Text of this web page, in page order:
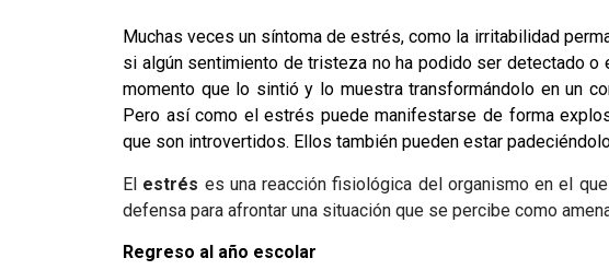
Muchas veces un síntoma de estrés, como la irritabilidad
si algún sentimiento de tristeza no ha podido ser detectado o
momento que lo sintió y lo muestra transformándolo en un
Pero así como el estrés puede manifestarse de forma
que son introvertidos. Ellos también pueden estar
El estrés es una reacción fisiológica del organismo en el
defensa para afrontar una situación que se percibe como
Regreso al año escolar